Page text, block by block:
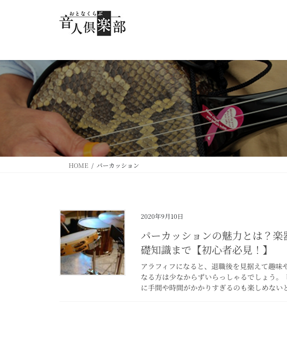
へ
ス
ョ
ン
HOME パーカッション
2020年9月10日
パーカッションの魅力とは？
礎知識まで【初心者必見！】
アラフィフになると、退職後を見据えて趣
なる方は少なからずいらっしゃるでしょう
に手間や時間がかかりすぎるのも楽しめな